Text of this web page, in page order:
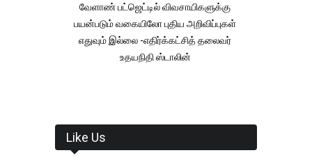
வேளாண் பட்ஜெட்டில் விவசாயிகளுக்கு
பயன்படும் வகையிலோ புதிய அறிவிப்புகள்
எதுவும் இல்லை -எதிர்க்கட்சித் தலைவர்
உதயநிதி ஸ்டாலின்
Like Us